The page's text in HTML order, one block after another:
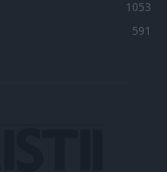
1053
591